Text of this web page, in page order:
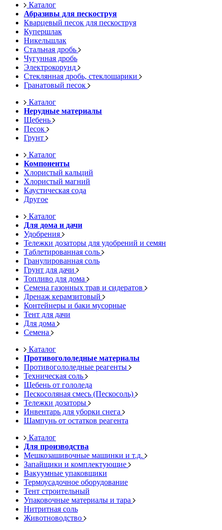
Каталог
Абразивы для пескоструя
Кварцевый песок для пескоструя
Купершлак
Никельшлак
Стальная дробь
Чугунная дробь
Электрокорунд
Стеклянная дробь, стеклошарики
Гранатовый песок
Каталог
Нерудные материалы
Щебень
Песок
Грунт
Каталог
Компоненты
Хлористый кальций
Хлористый магний
Каустическая сода
Другое
Каталог
Для дома и дачи
Удобрения
Тележки дозаторы для удобрений и семян
Таблетированная соль
Гранулированная соль
Грунт для дачи
Топливо для дома
Семена газонных трав и сидератов
Дренаж керамзитовый
Контейнеры и баки мусорные
Тент для дачи
Для дома
Семена
Каталог
Противогололедные материалы
Противогололедные реагенты
Техническая соль
Щебень от гололеда
Пескосоляная смесь (Пескосоль)
Тележки дозаторы
Инвентарь для уборки снега
Шампунь от остатков реагента
Каталог
Для производства
Мешкозашивочные машинки и т.д.
Запайщики и комплектующие
Вакуумные упаковщики
Термоусадочное оборудование
Тент строительный
Упаковочные материалы и тара
Нитритная соль
Животноводство